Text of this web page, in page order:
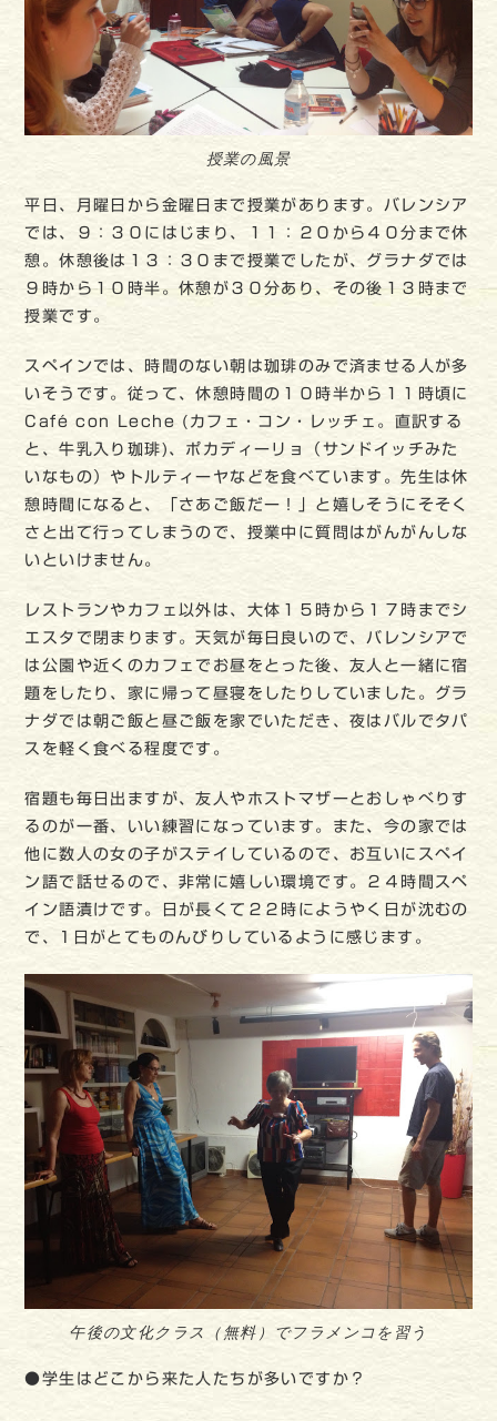
授業の風景
平日、月曜日から金曜日まで授業があります。バレンシア
では、９：３０にはじまり、１１：２０から４０分まで休
憩。休憩後は１３：３０まで授業でしたが、グラナダでは
９時から１０時半。休憩が３０分あり、その後１３時まで
授業です。
スペインでは、時間のない朝は珈琲のみで済ませる人が多
いそうです。従って、休憩時間の１０時半から１１時頃に
Café con Leche (カフェ・コン・レッチェ。直訳する
と、牛乳入り珈琲)、ポカディーリョ（サンドイッチみた
いなもの）やトルティーヤなどを食べています。先生は休
憩時間になると、「さあご飯だー！」と嬉しそうにそそく
さと出て行ってしまうので、授業中に質問はがんがんしな
いといけません。
レストランやカフェ以外は、大体１５時から１７時までシ
エスタで閉まります。天気が毎日良いので、バレンシアで
は公園や近くのカフェでお昼をとった後、友人と一緒に宿
題をしたり、家に帰って昼寝をしたりしていました。グラ
ナダでは朝ご飯と昼ご飯を家でいただき、夜はバルでタパ
スを軽く食べる程度です。
宿題も毎日出ますが、友人やホストマザーとおしゃべりす
るのが一番、いい練習になっています。また、今の家では
他に数人の女の子がステイしているので、お互いにスペイ
ン語で話せるので、非常に嬉しい環境です。２４時間スペ
イン語漬けです。日が長くて２２時にようやく日が沈むの
で、1日がとてものんびりしているように感じます。
午後の文化クラス（無料）でフラメンコを習う
●学生はどこから来た人たちが多いですか？